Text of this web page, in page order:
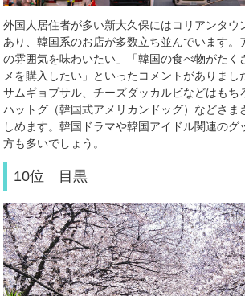
外国人居住者が多い新大久保にはコリアンタウ
あり、韓国系のお店が多数立ち並んでいます。
の雰囲気を味わいたい」「韓国の食べ物がたく
メを購入したい」といったコメントがありま
サムギョプサル、チーズダッカルビなどはもち
ハットグ（韓国式アメリカンドッグ）などさま
しめます。韓国ドラマや韓国アイドル関連のグ
方も多いでしょう。
10位 目黒